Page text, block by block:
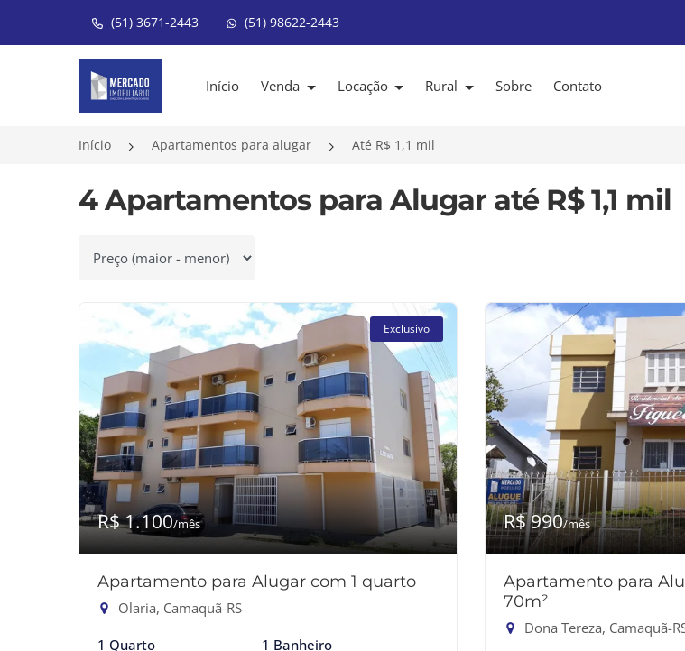
(51) 3671-2443 (51) 98622-2443
Página inicial
Início Venda Locação Rural Sobre Contato
Início Apartamentos para alugar Até R$ 1,1 mil
4 Apartamentos para Alugar até R$ 1,1 mil
Ordenar por
Exclusivo
R$ 1.100/mês
Apartamento para Alugar com 1 quarto
Olaria, Camaquã-RS
1 Quarto 1 Banheiro
R$ 990/mês
Apartamento para
70m²
Dona Tereza, Camaquã-